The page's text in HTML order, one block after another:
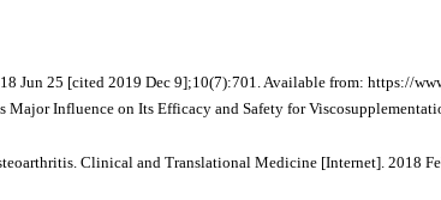
Jun 25 [cited 2019 Dec 9];10(7):701. Available from: https://
Influence on Its Efficacy and Safety for
Clinical and Translational Medicine [Internet]. 2018